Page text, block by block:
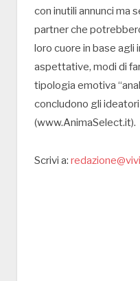
con inutili annunci ma
partner che
loro cuore in base agli
aspettative, modi di
tipologia emotiva
concludono gli
(www.AnimaSelect.it).
Scrivi a: